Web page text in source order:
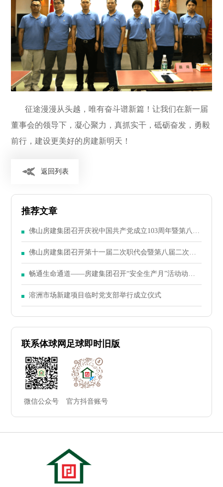
征途漫漫从头越，唯有奋斗谱新篇！让我们在新一届
董事会的领导下，凝心聚力，真抓实干，砥砺奋发，勇毅
前行，建设更美好的房建新明天！
返回列表
推荐文章
佛山房建集团召开庆祝中国共产党成立103周年暨第八届
二次党员大会
佛山房建集团召开第十一届二次职代会暨第八届二次股
东大会
畅通生命通道——房建集团召开“安全生产月”活动动员
大会
溶洲市场新建项目临时党支部举行成立仪式
联系体球网足球即时旧版
微信公众号 官方抖音账号